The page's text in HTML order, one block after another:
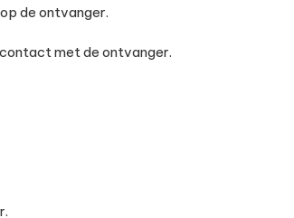
de ontvanger.
met de ontvanger.